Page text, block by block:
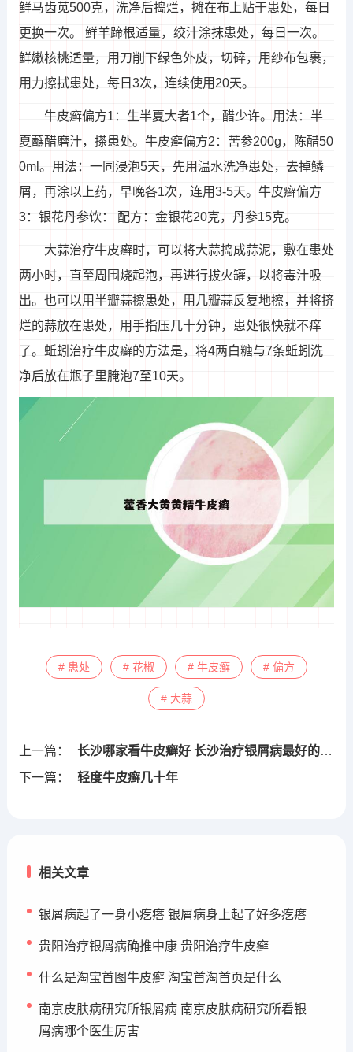
鲜马齿苋500克，洗净后捣烂，摊在布上贴于患处，每日
更换一次。 鲜羊蹄根适量，绞汁涂抹患处，每日一次。
鲜嫩核桃适量，用刀削下绿色外皮，切碎，用纱布包裹，
用力擦拭患处，每日3次，连续使用20天。
牛皮癣偏方1：生半夏大者1个，醋少许。用法：半
夏蘸醋磨汁，搽患处。牛皮癣偏方2：苦参200g，陈醋50
0ml。用法：一同浸泡5天，先用温水洗净患处，去掉鳞
屑，再涂以上药，早晚各1次，连用3-5天。牛皮癣偏方
3：银花丹参饮： 配方：金银花20克，丹参15克。
大蒜治疗牛皮癣时，可以将大蒜捣成蒜泥，敷在患处
两小时，直至周围烧起泡，再进行拔火罐，以将毒汁吸
出。也可以用半瓣蒜擦患处，用几瓣蒜反复地擦，并将挤
烂的蒜放在患处，用手指压几十分钟，患处很快就不痒
了。蚯蚓治疗牛皮癣的方法是，将4两白糖与7条蚯蚓洗
净后放在瓶子里腌泡7至10天。
# 患处 # 花椒 # 牛皮癣 # 偏方
# 大蒜
上一篇：
长沙哪家看牛皮癣好 长沙治疗银屑病最好的医生
下一篇：
轻度牛皮癣几十年
相关文章
银屑病起了一身小疙瘩 银屑病身上起了好多疙瘩
贵阳治疗银屑病确推中康 贵阳治疗牛皮癣
什么是淘宝首图牛皮癣 淘宝首淘首页是什么
南京皮肤病研究所银屑病 南京皮肤病研究所看银
屑病哪个医生厉害